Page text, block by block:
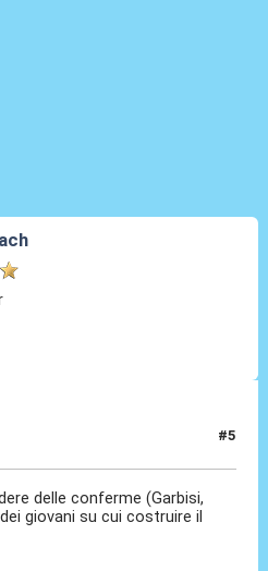
#5
delle conferme (Garbisi,
giovani su cui costruire il